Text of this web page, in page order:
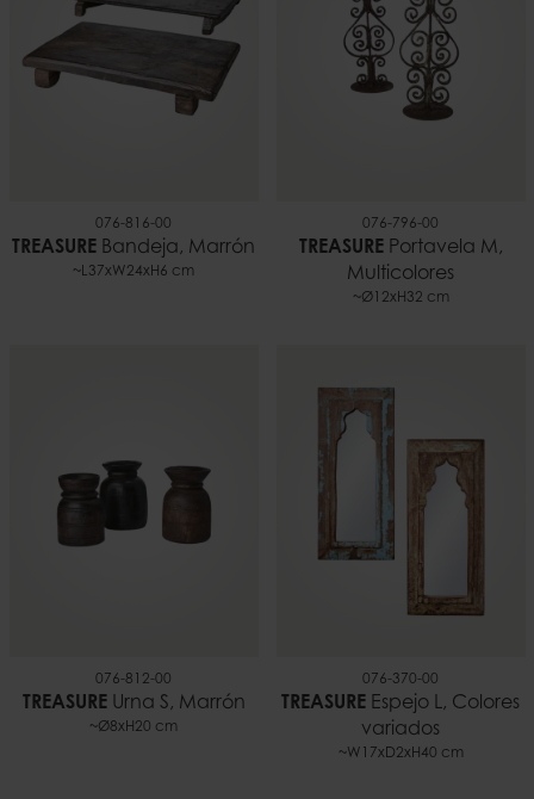
076-816-00
TREASURE Bandeja, Marrón
~L37xW24xH6 cm
076-796-00
TREASUREPortavela M,
Multicolores
~Ø12xH32 cm
076-812-00
TREASUREUrna S, Marrón
~Ø8xH20 cm
076-370-00
TREASURE Espejo L, Colores
variados
~W17xD2xH40 cm